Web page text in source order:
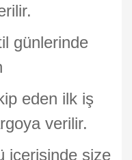
günlerinde
eden ilk iş
verilir.
içerisinde size